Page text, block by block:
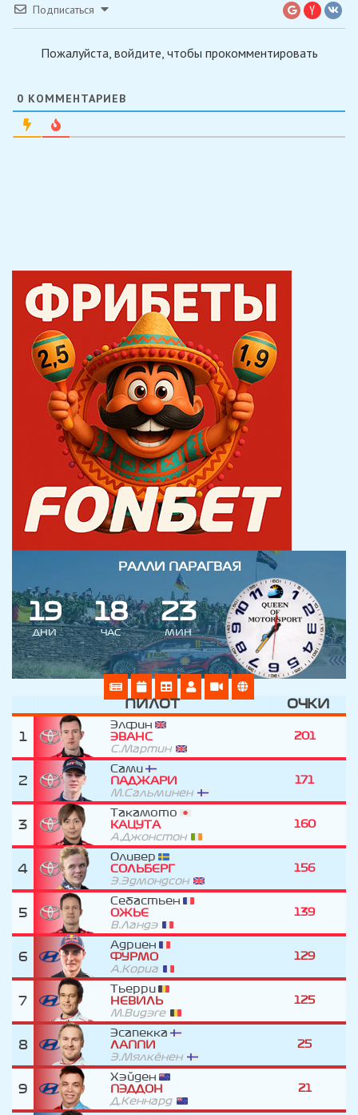
Подписаться
Пожалуйста, войдите, чтобы прокомментировать
0 КОММЕНТАРИЕВ
РАЛЛИ ПАРАГВАЯ
19
ДНИ
18
ЧАС
23
МИН
ПИЛОТ ОЧКИ
1
Элфин
ЭВАНС
С.Мартин
201
2
Сами
ПАДЖАРИ
М.Сальминен
171
3
Такамото
КАЦУТА
А.Джонстон
160
4
Оливер
СОЛЬБЕРГ
Э.Эдмондсон
156
5
Себастьен
ОЖЬЕ
В.Ландэ
139
6
Адриен
ФУРМО
А.Кориа
129
7
Тьерри
НЕВИЛЬ
М.Видэге
125
8
Эсапекка
ЛАППИ
Э.Мялкёнен
25
9
Хэйден
ПЭДДОН
Д.Кеннард
21